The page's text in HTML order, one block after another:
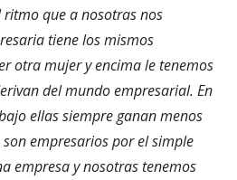
que a nosotras nos
tiene los mismos
otra mujer y encima le tenemos
del mundo empresarial. En
ellas siempre ganan menos
empresarios por el simple
empresa y nosotras tenemos